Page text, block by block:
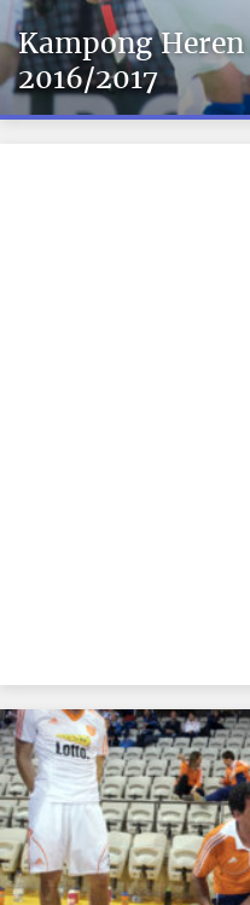
Kampong
2016/2017